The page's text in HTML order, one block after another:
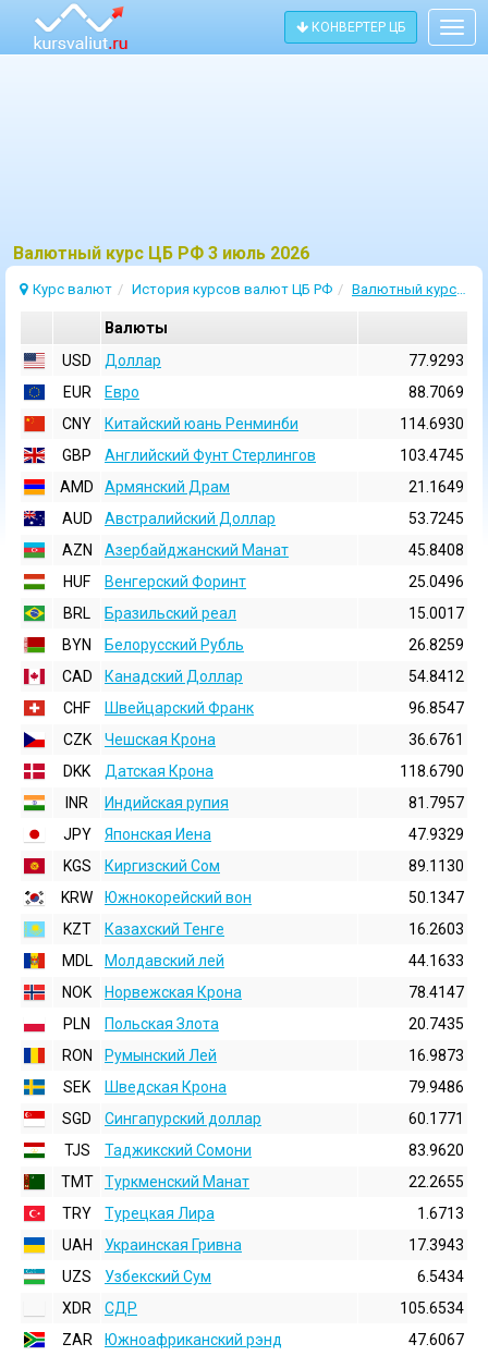
КОНВЕРТЕР ЦБ
Bалютный курс ЦБ РФ 3 июль 2026
Курс валют История курсов валют ЦБ РФ Валютный курс 3 Июль 2026
Валюты
USD
Доллар
77.9293
EUR
Евро
88.7069
CNY
Китайский юань Ренминби
114.6930
GBP
Английский Фунт Стерлингов
103.4745
AMD
Армянский Драм
21.1649
AUD
Австралийский Доллар
53.7245
AZN
Азербайджанский Манат
45.8408
HUF
Венгерский Форинт
25.0496
BRL
Бразильский реал
15.0017
BYN
Белорусский Рубль
26.8259
CAD
Канадский Доллар
54.8412
CHF
Швейцарский Франк
96.8547
CZK
Чешская Крона
36.6761
DKK
Датская Крона
118.6790
INR
Индийская pупия
81.7957
JPY
Японская Иена
47.9329
KGS
Киргизский Сом
89.1130
KRW
Южнокорейский вон
50.1347
KZT
Казахский Тенге
16.2603
MDL
Молдавский лей
44.1633
NOK
Норвежская Крона
78.4147
PLN
Польская Злота
20.7435
RON
Румынский Лей
16.9873
SEK
Шведская Крона
79.9486
SGD
Сингапурский доллар
60.1771
TJS
Таджикский Сомони
83.9620
TMT
Туркменский Манат
22.2655
TRY
Турецкая Лира
1.6713
UAH
Украинская Гривна
17.3943
UZS
Узбекский Сум
6.5434
XDR
СДР
105.6534
ZAR
Южноафриканский рэнд 47.6067